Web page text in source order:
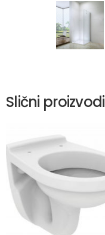
Slični proizvodi